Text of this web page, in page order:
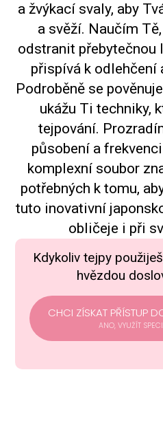
a žvýkací svaly, aby
a svěží. Naučím
odstranit přebytečnou
přispívá k
Podroběně se
ukážu Ti techniky,
tejpování.
působení a
komplexní soubor
potřebných k tomu,
tuto inovativní
obličeje i při
Kdykoliv tejpy
hvězdou
CHCI ZÍSKAT PŘÍSTUP
ANO, VYUŽÍT